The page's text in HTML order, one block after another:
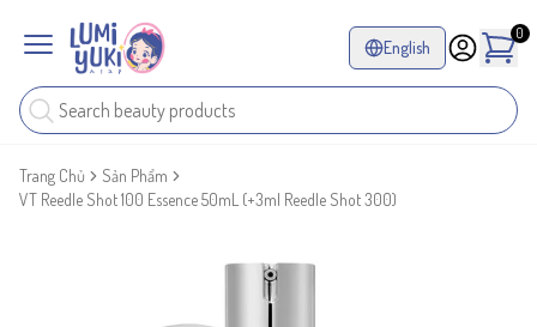
English
0
Trang Chủ
Sản Phẩm
VT Reedle Shot 100 Essence 50mL (+3ml Reedle Shot 300)